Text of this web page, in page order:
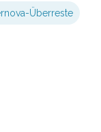
Überreste